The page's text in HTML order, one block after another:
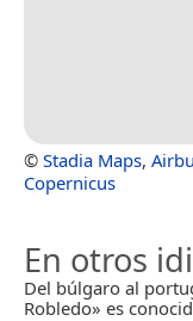
© Stadia Maps,
Copernicus
En otros
Del búlgaro al
Robledo» es